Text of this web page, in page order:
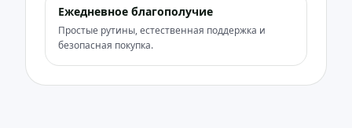
Ежедневное благополучие
Простые рутины, естественная поддержка и
безопасная покупка.